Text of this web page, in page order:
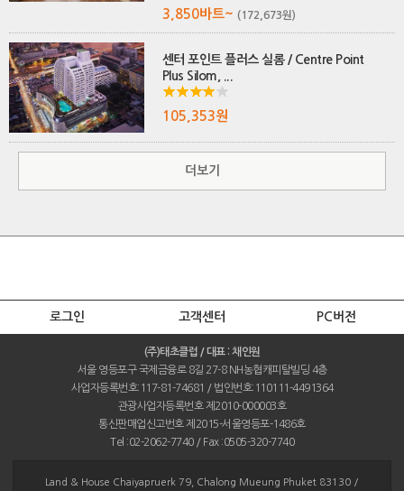
3,850바트~ (172,673원)
센터 포인트 플러스 실롬 / Centre Point
Plus Silom, ...
105,353원
더보기
로그인 고객센터 PC버전
(주)태초클럽 / 대표 : 채인원
서울 영등포구 국제금융로 8길 27-8 NH농협캐피탈빌딩 4층
사업자등록번호:117-81-74681 / 법인번호:110111-4491364
관광사업자등록번호 제2010-000003호
통신판매업신고번호 제2015-서울영등포-1486호
Tel :02-2062-7740 / Fax :0505-320-7740
Land & House Chaiyapruerk 79, Chalong Mueung Phuket 83130 /